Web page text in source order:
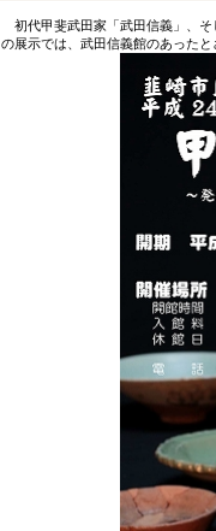
初代甲斐武田家「武田信義」、そ
の展示では、武田信義館のあった